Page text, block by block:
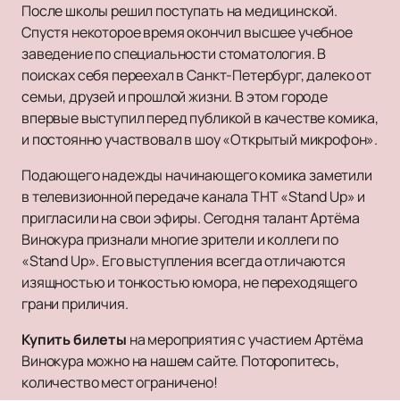
После школы решил поступать на медицинской.
Спустя некоторое время окончил высшее учебное
заведение по специальности стоматология. В
поисках себя переехал в Санкт-Петербург, далеко от
семьи, друзей и прошлой жизни. В этом городе
впервые выступил перед публикой в качестве комика,
и постоянно участвовал в шоу «Открытый микрофон».
Подающего надежды начинающего комика заметили
в телевизионной передаче канала ТНТ «Stand Up» и
пригласили на свои эфиры. Сегодня талант Артёма
Винокура признали многие зрители и коллеги по
«Stand Up». Его выступления всегда отличаются
изящностью и тонкостью юмора, не переходящего
грани приличия.
Купить билеты на мероприятия с участием Артёма
Винокура можно на нашем сайте. Поторопитесь,
количество мест ограничено!